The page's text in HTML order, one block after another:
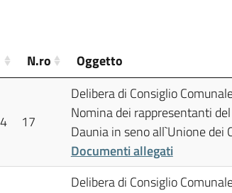
N.ro Oggetto
17
Delibera di Consiglio
Nomina dei rappresentanti
Daunia in seno all`Unione dei
Documenti allegati
Delibera di Consiglio